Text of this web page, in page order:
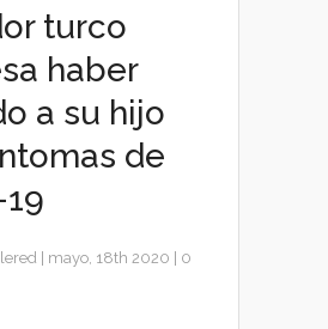
turco
haber
a su hijo
de
mayo, 18th 2020
0